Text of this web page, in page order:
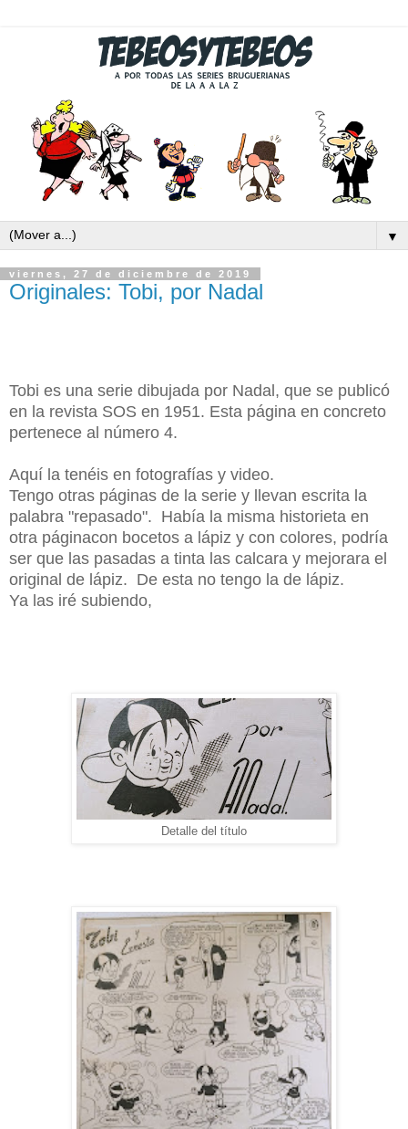
▼
viernes, 27 de diciembre de 2019
Originales: Tobi, por Nadal
Tobi es una serie dibujada por Nadal, que se publicó
en la revista SOS en 1951. Esta página en concreto
pertenece al número 4.
Aquí la tenéis en fotografías y video.
Tengo otras páginas de la serie y llevan escrita la
palabra "repasado". Había la misma historieta en
otra páginacon bocetos a lápiz y con colores, podría
ser que las pasadas a tinta las calcara y mejorara el
original de lápiz. De esta no tengo la de lápiz.
Ya las iré subiendo,
Detalle del título